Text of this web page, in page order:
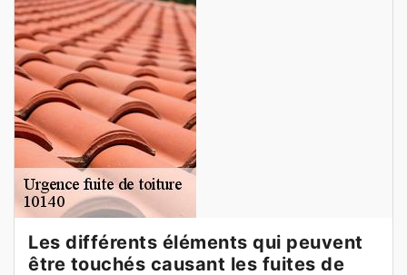
Les différents éléments qui peuvent
être touchés causant les fuites de